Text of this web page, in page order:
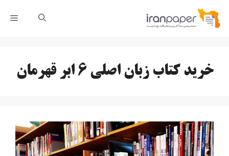
پرش
خرید کتاب زبان اصلی ۶ ابر قهرمان